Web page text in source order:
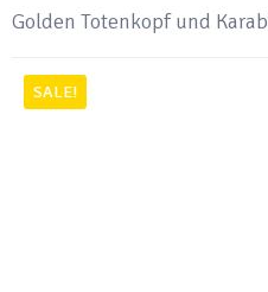
Golden Totenkopf und
SALE!